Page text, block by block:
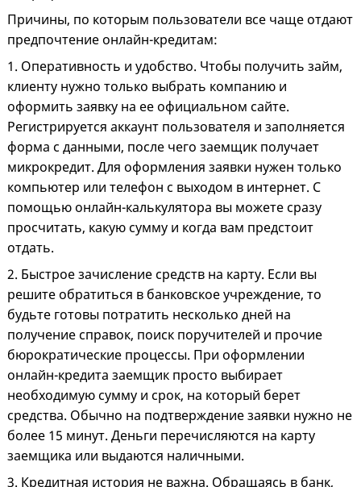
Причины, по которым пользователи все чаще отдают
предпочтение онлайн-кредитам:
1. Оперативность и удобство. Чтобы получить займ,
клиенту нужно только выбрать компанию и
оформить заявку на ее официальном сайте.
Регистрируется аккаунт пользователя и заполняется
форма с данными, после чего заемщик получает
микрокредит. Для оформления заявки нужен только
компьютер или телефон с выходом в интернет. С
помощью онлайн-калькулятора вы можете сразу
просчитать, какую сумму и когда вам предстоит
отдать.
2. Быстрое зачисление средств на карту. Если вы
решите обратиться в банковское учреждение, то
будьте готовы потратить несколько дней на
получение справок, поиск поручителей и прочие
бюрократические процессы. При оформлении
онлайн-кредита заемщик просто выбирает
необходимую сумму и срок, на который берет
средства. Обычно на подтверждение заявки нужно не
более 15 минут. Деньги перечисляются на карту
заемщика или выдаются наличными.
3. Кредитная история не важна. Обращаясь в банк,